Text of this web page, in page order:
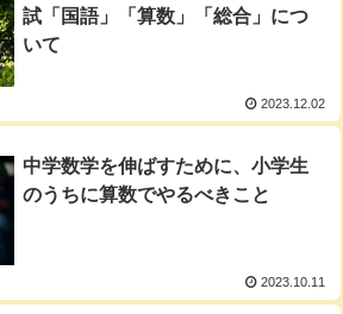
試「国語」「算数」「総合」につ
いて
2023.12.02
中学数学を伸ばすために、小学生
のうちに算数でやるべきこと
2023.10.11